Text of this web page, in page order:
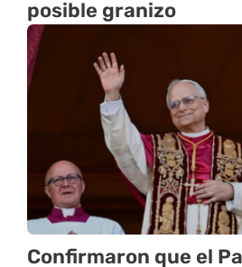
posible granizo
Confirmaron que el